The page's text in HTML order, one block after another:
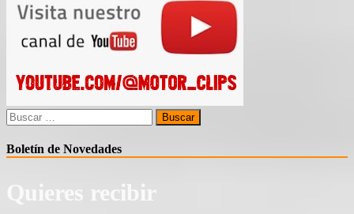
Buscar:
Boletín de Novedades
Quieres recibir